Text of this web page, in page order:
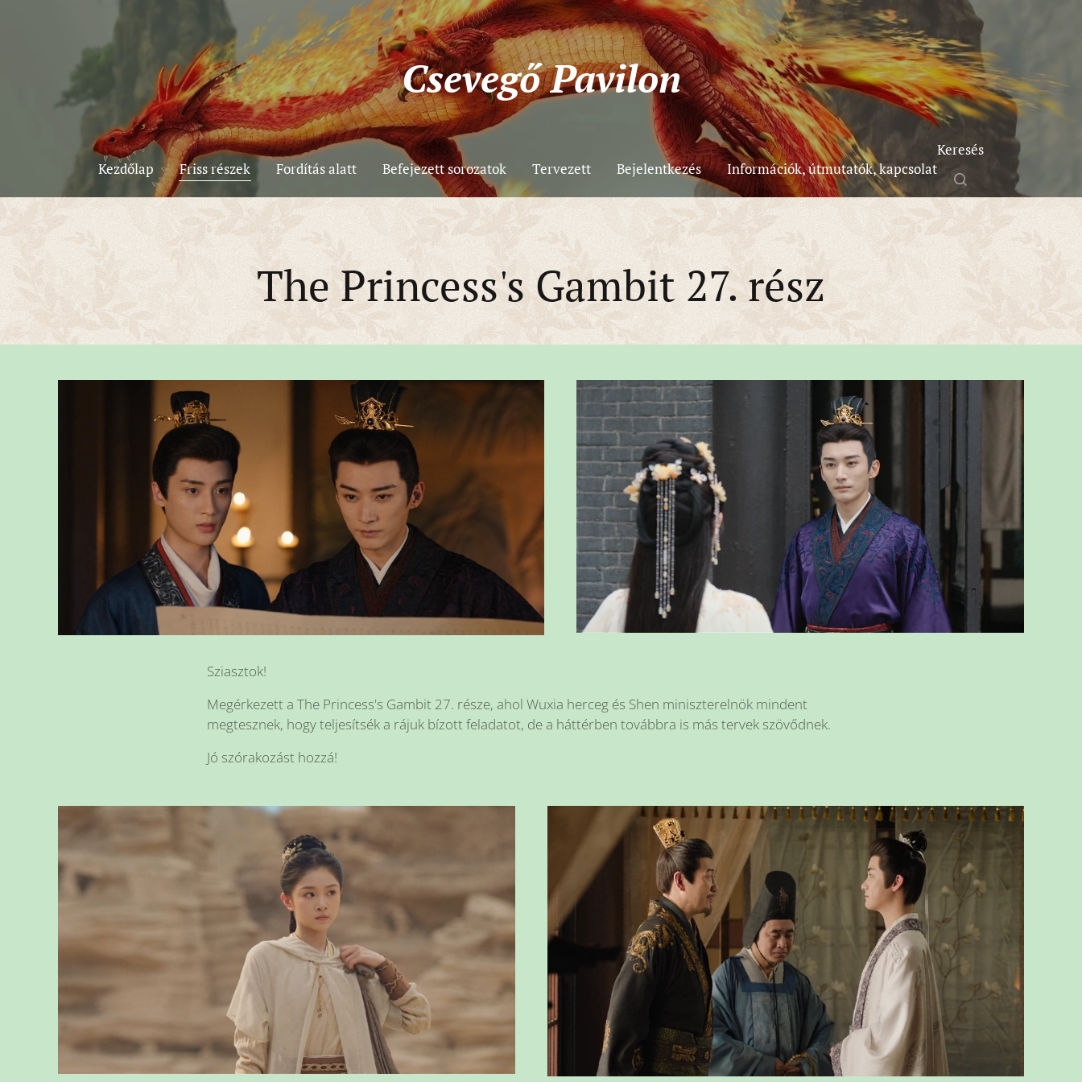
Csevegő Pavilon
Kezdőlap Friss részek Fordítás alatt Befejezett sorozatok Tervezett Bejelentkezés Információk, útmutatók, kapcsolat
Keresés
The Princess's Gambit 27. rész
Sziasztok!
Megérkezett a The Princess's Gambit 27. része, ahol Wuxia herceg és Shen miniszterelnök mindent
megtesznek, hogy teljesítsék a rájuk bízott feladatot, de a háttérben továbbra is más tervek szövődnek.
Jó szórakozást hozzá!